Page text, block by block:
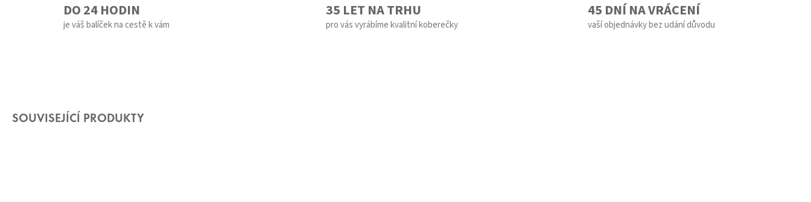
DO 24 HODIN
je váš balíček na cestě k vám
35 LET NA TRHU
pro vás vyrábíme kvalitní koberečky
45 DNÍ NA VRÁCENÍ
vaší objednávky bez udání důvodu
SOUVISEJÍCÍ PRODUKTY